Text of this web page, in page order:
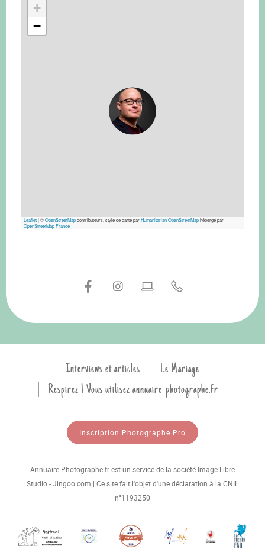
+
−
Leaflet|©OpenStreetMapcontributeurs, style de carte parHumanitarian OpenStreetMaphébergé par
OpenStreetMap France
Interviews et articles
Le Mariage
Respirez ! Vous utilisez annuaire-photographe.fr
Inscription Photographe Pro
Annuaire-Photographe.fr est un service de la société Image-Libre
Studio - Jingoo.com | Ce site fait l'objet d'une déclaration à la CNIL
n°1193250